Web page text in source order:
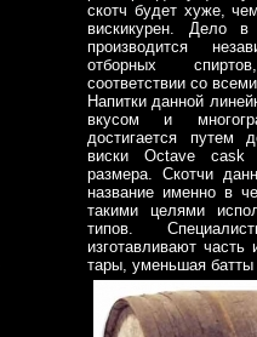
скотч будет хуже,
вискикурен. Дело
производится
отборных
соответствии со
Напитки данной
вкусом и
достигается путем
виски Octave cask
размера. Скотчи
название именно в
такими целями
типов.
изготавливают часть
тары, уменьшая